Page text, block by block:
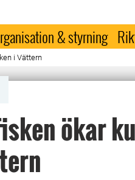
& styrning
i Vättern
ökar